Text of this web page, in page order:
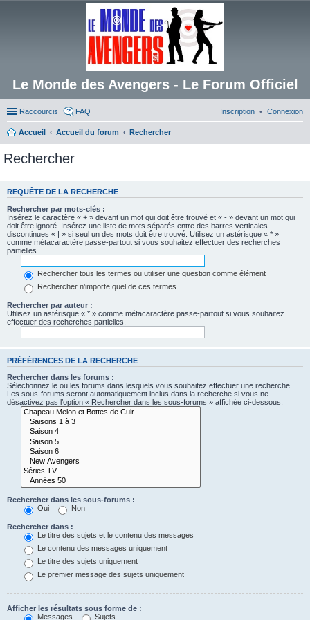
Le Monde des Avengers - Le Forum Officiel
Raccourcis FAQ Connexion
Inscription
Accueil Accueil du forum Rechercher
Rechercher
REQUÊTE DE LA RECHERCHE
Rechercher par mots-clés :
Insérez le caractère « + » devant un mot qui doit être trouvé et « - » devant un mot qui
doit être ignoré. Insérez une liste de mots séparés entre des barres verticales
discontinues « | » si seul un des mots doit être trouvé. Utilisez un astérisque « * »
comme métacaractère passe-partout si vous souhaitez effectuer des recherches
partielles.
Rechercher tous les termes ou utiliser une question comme élément
Rechercher n’importe quel de ces termes
Rechercher par auteur :
Utilisez un astérisque « * » comme métacaractère passe-partout si vous souhaitez
effectuer des recherches partielles.
PRÉFÉRENCES DE LA RECHERCHE
Rechercher dans les forums :
Sélectionnez le ou les forums dans lesquels vous souhaitez effectuer une recherche.
Les sous-forums seront automatiquement inclus dans la recherche si vous ne
désactivez pas l’option « Rechercher dans les sous-forums » affichée ci-dessous.
Rechercher dans les sous-forums :
Oui
Non
Rechercher dans :
Le titre des sujets et le contenu des messages
Le contenu des messages uniquement
Le titre des sujets uniquement
Le premier message des sujets uniquement
Afficher les résultats sous forme de :
Messages
Sujets